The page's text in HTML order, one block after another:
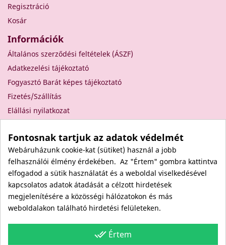
Regisztráció
Kosár
Információk
Általános szerződési feltételek (ÁSZF)
Adatkezelési tájékoztató
Fogyasztó Barát képes tájékoztató
Fizetés/Szállítás
Elállási nyilatkozat
Rólunk
Kapcsolat
Viszonteladóknak
Kövess minket itt is!
Facebook
Fontosnak tartjuk az adatok védelmét
Webáruházunk cookie-kat (sütiket) használ a jobb
felhasználói élmény érdekében. Az "Értem" gombra kattintva
elfogadod a sütik használatát és a weboldal viselkedésével
kapcsolatos adatok átadását a célzott hirdetések
megjelenítésére a közösségi hálózatokon és más
weboldalakon található hirdetési felületeken.
done_all Értem